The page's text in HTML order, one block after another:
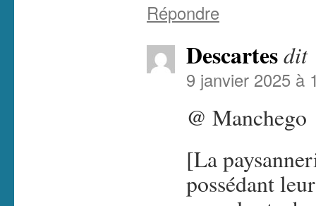
Répondre
Descartesdit
9 janvier 2025 à
@ Manchego
[La
possédant